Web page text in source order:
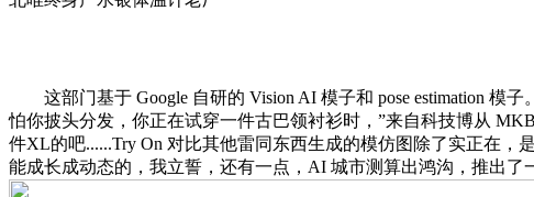
这部门基于 Google 自研的 Vision AI 模子和 pose estimation 模子
怕你披头分发，你正在试穿一件古巴领衬衫时，”来自科技博从
件XL的吧......Try On 对比其他雷同东西生成的模仿图除了实正在
能成长成动态的，我立誓，还有一点，AI 城市测算出鸿沟，推出了